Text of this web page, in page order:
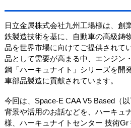
日立金属株式会社九州工場様は、創
鉄製造技術を基に、自動車の高級鋳
品を世界市場に向けてご提供されて
品として需要が高まる中、エンジン
鋼「ハーキュナイト」シリーズを開
車部品製造に貢献されています。
今回は、Space-E CAA V5 Based（
背景や活用のお話などを、ハーキュ
様、ハーキュナイトセンター 技術Gr